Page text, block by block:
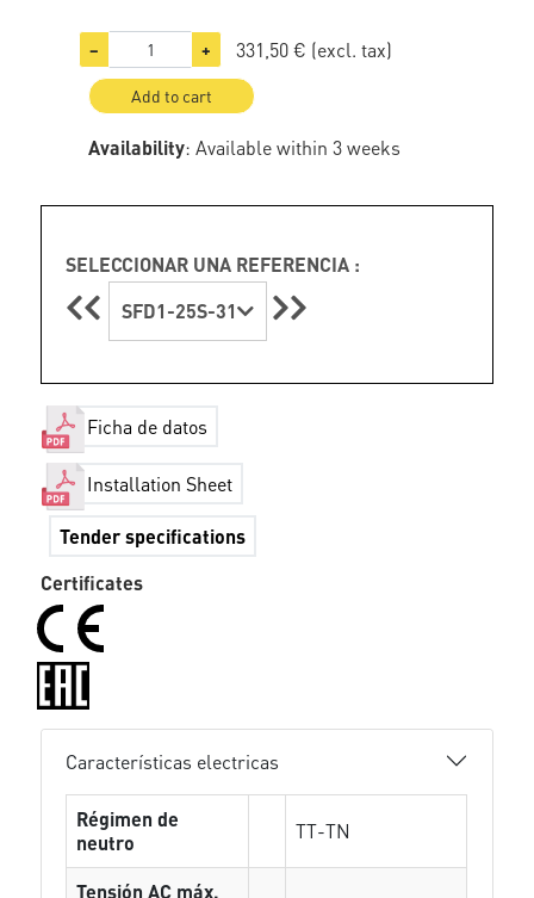
− + 331,50 € (excl. tax)
Add to cart
Availability: Available within 3 weeks
SELECCIONAR UNA REFERENCIA :
SFD1-25S-31
Ficha de datos
Installation Sheet
Tender specifications
Certificates
Características electricas
Régimen de
neutro
TT-TN
Tensión AC máx.